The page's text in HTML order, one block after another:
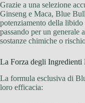
Grazie a una selezione
Ginseng e Maca, Blue
potenziamento della
passando per un generale
sostanze chimiche o
La Forza degli Ingredienti
La formula esclusiva di
loro efficacia: